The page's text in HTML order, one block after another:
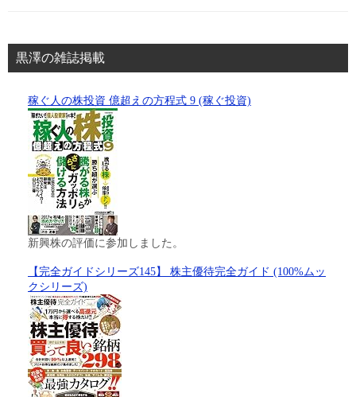
黒澤の雑誌掲載
稼ぐ人の株投資 億超えの方程式 9 (稼ぐ投資)
新興株の評価に参加しました。
【完全ガイドシリーズ145】 株主優待完全ガイド (100%ムッ
クシリーズ)